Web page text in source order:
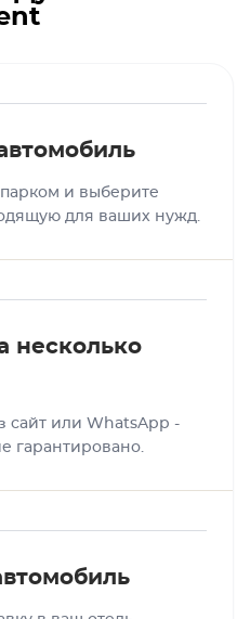
и выберите
для ваших нужд.
несколько
сайт или WhatsApp -
гарантировано.